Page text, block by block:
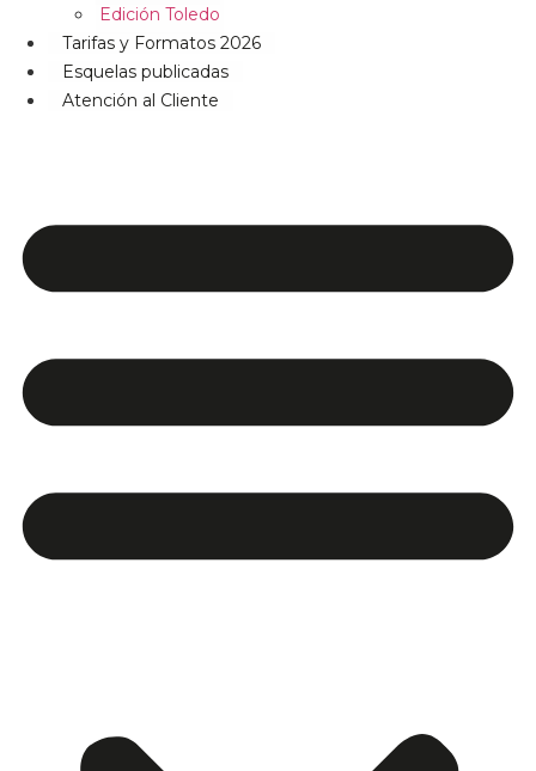
Edición Toledo
Tarifas y Formatos 2026
Esquelas publicadas
Atención al Cliente